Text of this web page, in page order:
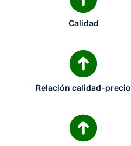
Calidad
Relación calidad-precio